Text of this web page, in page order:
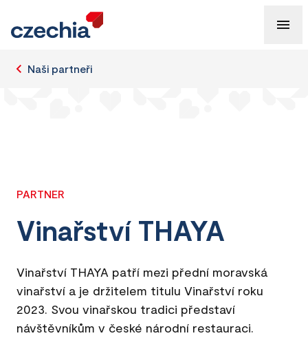
Naši partneři
PARTNER
Vinařství THAYA
Vinařství THAYA patří mezi přední moravská
vinařství a je držitelem titulu Vinařství roku
2023. Svou vinařskou tradici představí
návštěvníkům v české národní restauraci.